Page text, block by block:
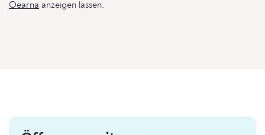
Oearna anzeigen lassen.